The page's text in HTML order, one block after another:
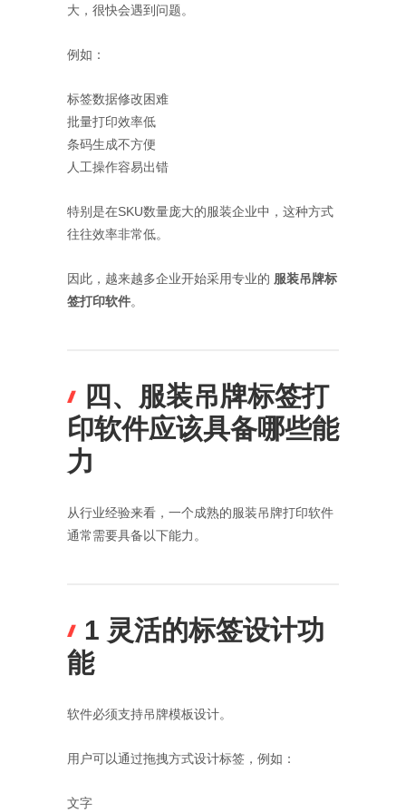
大，很快会遇到问题。
例如：
标签数据修改困难
批量打印效率低
条码生成不方便
人工操作容易出错
特别是在SKU数量庞大的服装企业中，这种方式
往往效率非常低。
因此，越来越多企业开始采用专业的 服装吊牌标
签打印软件。
四、服装吊牌标签打
印软件应该具备哪些能
力
从行业经验来看，一个成熟的服装吊牌打印软件
通常需要具备以下能力。
1 灵活的标签设计功
能
软件必须支持吊牌模板设计。
用户可以通过拖拽方式设计标签，例如：
文字